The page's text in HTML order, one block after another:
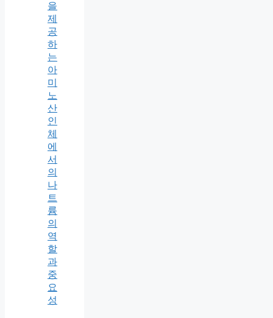
을
제
공
하
는
아
미
노
산
인
체
에
서
의
나
트
륨
의
역
할
과
중
요
성